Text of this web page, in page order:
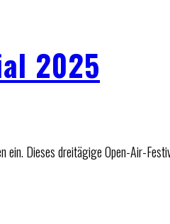
2025
ein. Dieses dreitägige Open-Air-